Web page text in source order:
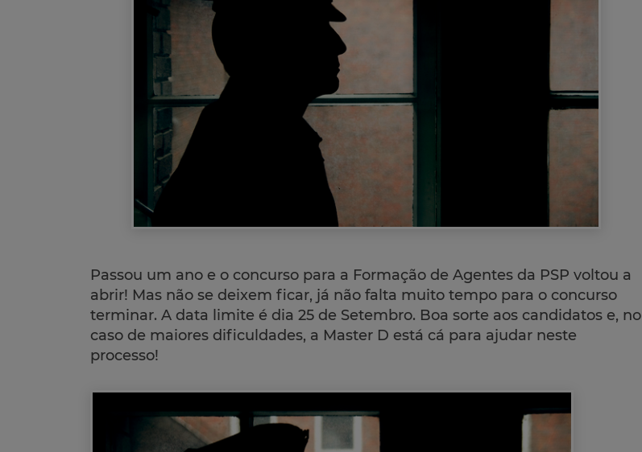
Passou um ano e o concurso para a Formação de Agentes da PSP voltou a
abrir! Mas não se deixem ficar, já não falta muito tempo para o concurso
terminar. A data limite é dia 25 de Setembro. Boa sorte aos candidatos e, no
caso de maiores dificuldades, a Master D está cá para ajudar neste
processo!